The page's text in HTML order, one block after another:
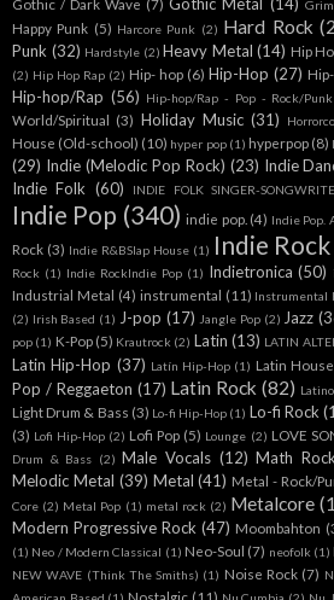
Gothic / Dark Wave (7)
Happy Punk (5) Harcore Punk (2) Hard Rock
Punk (32) Hardstyle (2) Heavy Metal (14) Hip
(2) Hip Hop Rap (2) Hip- hop (6) Hip-Hop (27)
Hip-hop/Rap (56) Hip-hop/Rap - Pop - Rock/Punk
World/Spiritual (3) Holiday Music (31)
House (Old-school) (10) hyper pop (1) hyperpop (8)
(29) Indie (Melodic Pop Rock) (23) Indie
Indie Folk (60) INDIE FOLK SINGER-
Indie Pop (340) indie pop. (4) Indie Pop.
Rock (3) Indie R&BSlap House (1) Indie Rock
Rock (1) Indie RockIndie Pop (1) Indietronica (50)
Industrial Metal (4) instrumental (11) Instrumental
(2) Irish Based (1) J-pop (17) Jangle Pop (2) Jazz
pop (1) K-Pop (5) Krautrock (2) Latin (13) LATIN
Latin Hip-Hop (37) Latín Hip-Hop (1) Latin House
Pop / Reggaeton (17) Latin Rock (82) Latino
Light Drum & Bass (3) Lo-fi Hip-Hop (1) Lo-fi Rock
(3) Lofi Hip-Hop (2) Lofi Pop (5) Lounge (2) LOVE
Drum & Bass (2) Male Vocals (12) Math Rock
Melodic Metal (39) Metal (41) Metal - Rock/
Core (2) Metal Pop (1) metal rock (2) Metalcore
Modern Progressive Rock (47) Moombahton
(1) Neo / Modern Classical (1) Neo-Soul (7) neofolk (1)
NEW WAVE (Think The Smiths) (1) Noise Rock (7)
Nostalgic (11)